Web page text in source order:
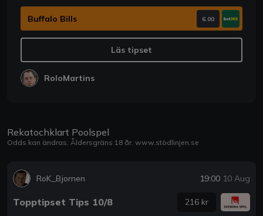
Buffalo Bills 6.00
Läs tipset
RoloMartins
Rekatochklart Poolspel
Odds kan ändras. Åldersgräns 18 år. www.stödlinjen.se
RoK_Bjornen 19:00 10 Aug
Topptipset Tips 10/8 216 kr